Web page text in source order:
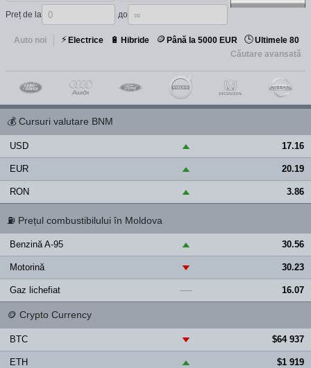
Preț de la до
Auto noi ⚡ Electrice 🔋 Hibride 🪙 Până la 5000 EUR 🕒Ultimele 80
Căutare avansată
💰 Cursuri valutare BNM
USD ▲ 17.16
EUR ▲ 20.19
RON ▲ 3.86
⛽ Prețul combustibilului în Moldova
Benzină A-95 ▲ 30.56
Motorină ▼ 30.23
Gaz lichefiat — 16.07
🪙 Crypto Currency
BTC ▼ $64 937
ETH ▲ $1 919